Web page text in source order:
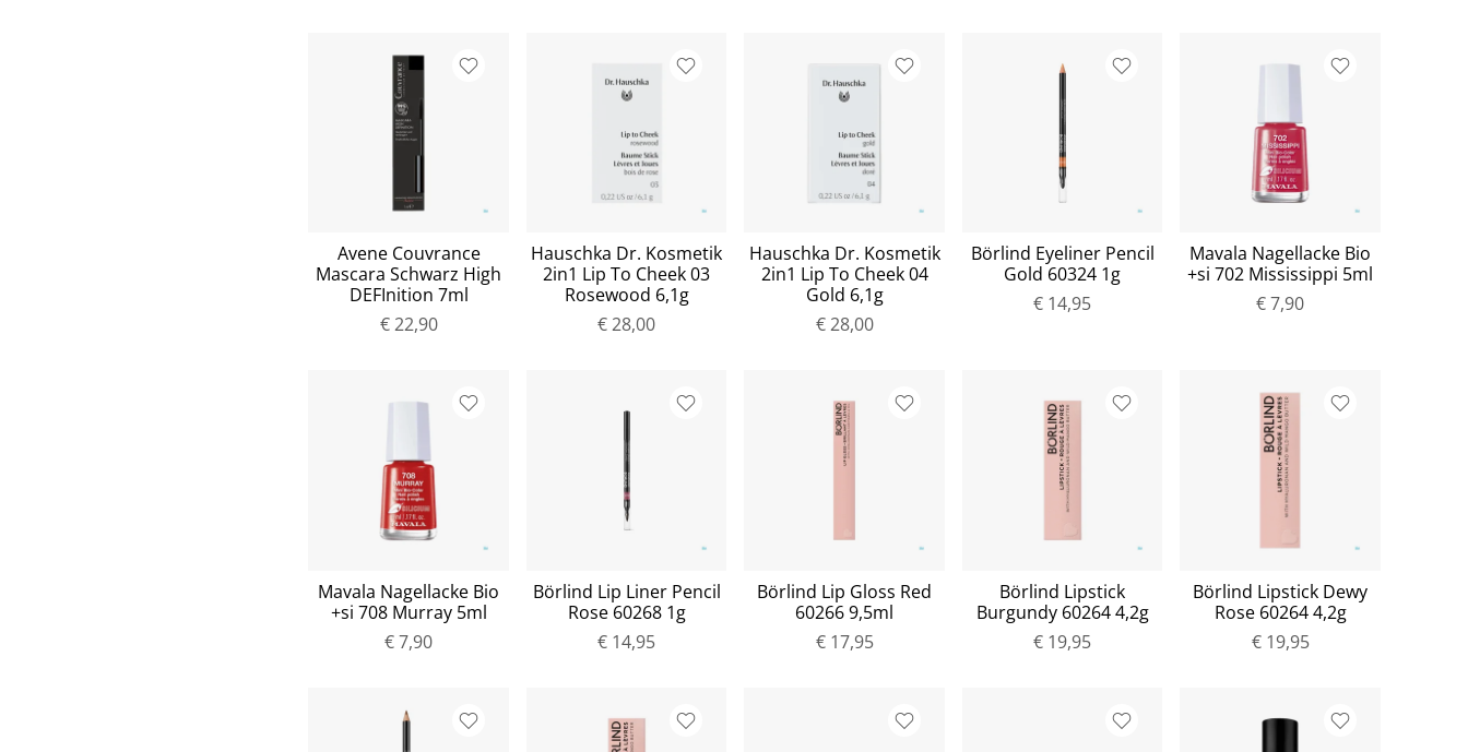
Avene Couvrance
Mascara Schwarz High
DEFInition 7ml
€ 22,90
Hauschka Dr. Kosmetik
2in1 Lip To Cheek 03
Rosewood 6,1g
€ 28,00
Hauschka Dr. Kosmetik
2in1 Lip To Cheek 04
Gold 6,1g
€ 28,00
Börlind Eyeliner Pencil
Gold 60324 1g
€ 14,95
Mavala Nagellacke Bio
+si 702 Mississippi 5ml
€ 7,90
Mavala Nagellacke Bio
+si 708 Murray 5ml
€ 7,90
Börlind Lip Liner Pencil
Rose 60268 1g
€ 14,95
Börlind Lip Gloss Red
60266 9,5ml
€ 17,95
Börlind Lipstick
Burgundy 60264 4,2g
€ 19,95
Börlind Lipstick Dewy
Rose 60264 4,2g
€ 19,95